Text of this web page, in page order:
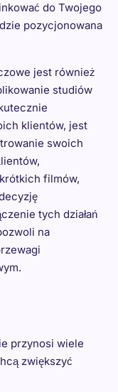
do Twojego
pozycjonowana
jest również
studiów
klientów, jest
swoich
filmów,
tych działań
na
przynosi wiele
zwiększyć